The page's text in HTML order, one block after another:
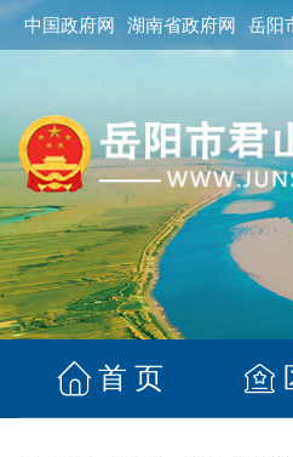
中国政府网 湖南省政府网 岳阳
首 页